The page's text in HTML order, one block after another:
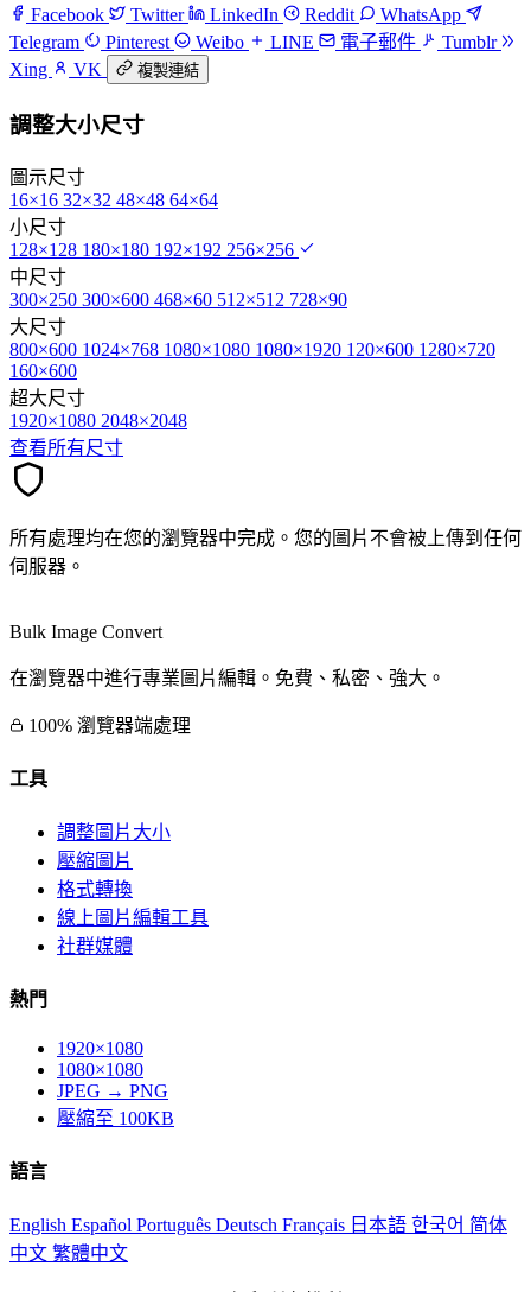
Facebook Twitter LinkedIn Reddit
WhatsApp
Telegram
Pinterest Weibo LINE 電子郵件
Tumblr
Xing
VK 複製連結
調整大小尺寸
圖示尺寸
16×16 32×32 48×48 64×64
小尺寸
128×128 180×180 192×192 256×256
中尺寸
300×250 300×600 468×60 512×512 728×90
大尺寸
800×600 1024×768 1080×1080 1080×1920 120×600 1280×720
160×600
超大尺寸
1920×1080 2048×2048
查看所有尺寸
所有處理均在您的瀏覽器中完成。您的圖片不會被上傳到任何
伺服器。
Bulk Image Convert
在瀏覽器中進行專業圖片編輯。免費、私密、強大。
100% 瀏覽器端處理
工具
調整圖片大小
壓縮圖片
格式轉換
線上圖片編輯工具
社群媒體
熱門
1920×1080
1080×1080
JPEG → PNG
壓縮至 100KB
語言
English Español Português Deutsch Français 日本語 한국어 简体
中文 繁體中文